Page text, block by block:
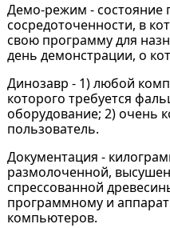
Демо-режим -
сосредоточенности, в
свою программу для
день демонстрации, о
Динозавр - 1) любой
которого требуется
оборудование; 2) очень
пользователь.
Документация -
размолоченной,
спрессованной
программному и
компьютеров.